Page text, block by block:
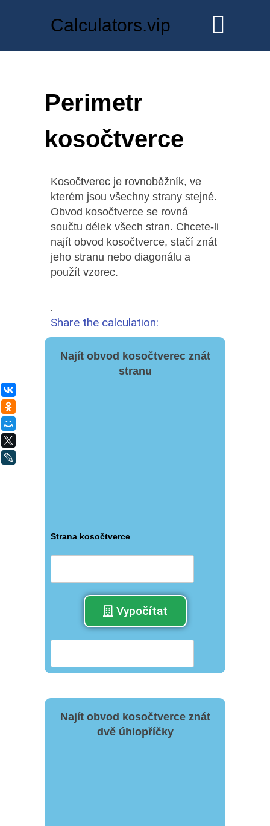
Calculators.vip
Perimetr
kosočtverce
Kosočtverec je rovnoběžník, ve
kterém jsou všechny strany stejné.
Obvod kosočtverce se rovná
součtu délek všech stran. Chcete-li
najít obvod kosočtverce, stačí znát
jeho stranu nebo diagonálu a
použít vzorec.
Share the calculation:
Najít obvod kosočtverec znát
stranu
Strana kosočtverce
Vypočítat
Najít obvod kosočtverce znát
dvě úhlopříčky